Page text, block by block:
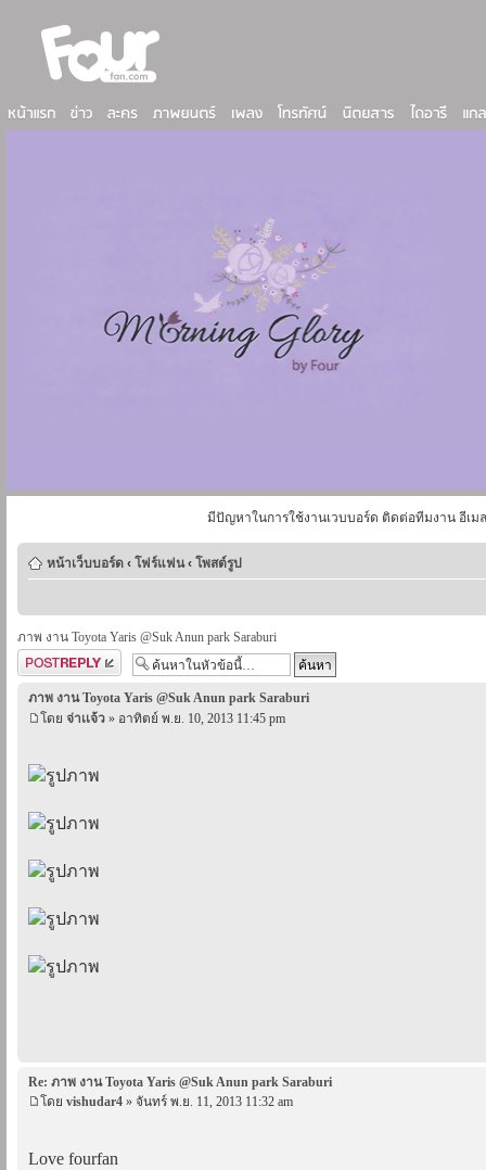
มีปัญหาในการใช้งานเวบบอร์ด ติดต่อทีมงาน อีเม
หน้าเว็บบอร์ด ‹ โฟร์แฟน ‹ โพสต์รูป
ภาพ งาน Toyota Yaris @Suk Anun park Saraburi
ตอบกระทู้
ภาพ งาน Toyota Yaris @Suk Anun park Saraburi
โดย จ่าเเจ้ว » อาทิตย์ พ.ย. 10, 2013 11:45 pm
Re: ภาพ งาน Toyota Yaris @Suk Anun park Saraburi
โดย vishudar4 » จันทร์ พ.ย. 11, 2013 11:32 am
Love fourfan